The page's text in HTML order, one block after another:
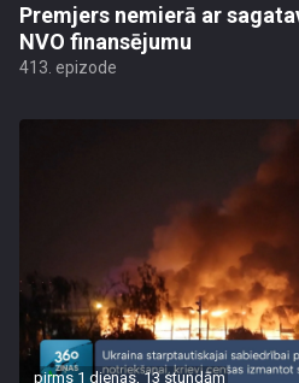
Premjers nemierā ar
NVO finansējumu
413. epizode
pirms 1 dienas, 13 stundām